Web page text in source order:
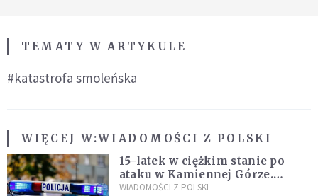
TEMATY W ARTYKULE
#katastrofa smoleńska
WIĘCEJ W:WIADOMOŚCI Z POLSKI
15-latek w ciężkim stanie po
ataku w Kamiennej Górze.
Policja zatrzymała dwóch
WIADOMOŚCI Z POLSKI